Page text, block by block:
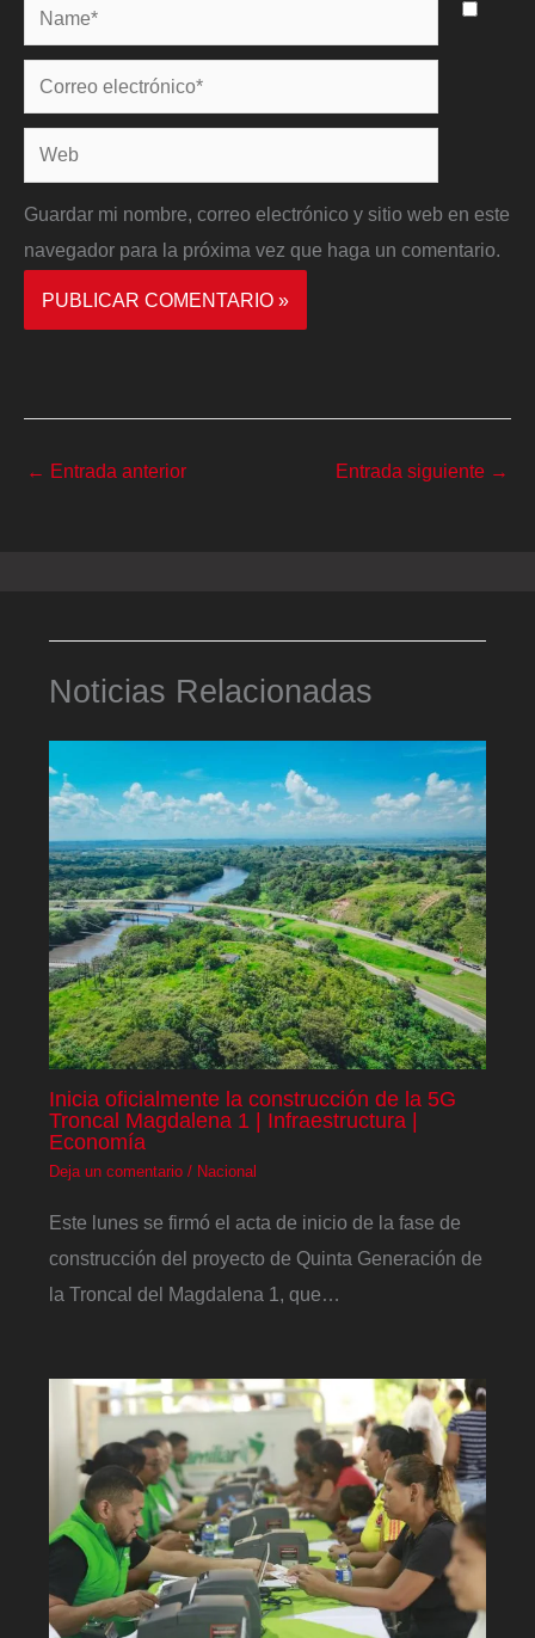
Name*
Correo
electrónico*
Web
Guardar mi nombre, correo electrónico y sitio web en este
navegador para la próxima vez que haga un comentario.
← Entrada anterior Entrada siguiente →
Noticias Relacionadas
Inicia oficialmente la construcción de la 5G
Troncal Magdalena 1 | Infraestructura |
Economía
Deja un comentario / Nacional
Este lunes se firmó el acta de inicio de la fase de
construcción del proyecto de Quinta Generación de
la Troncal del Magdalena 1, que…